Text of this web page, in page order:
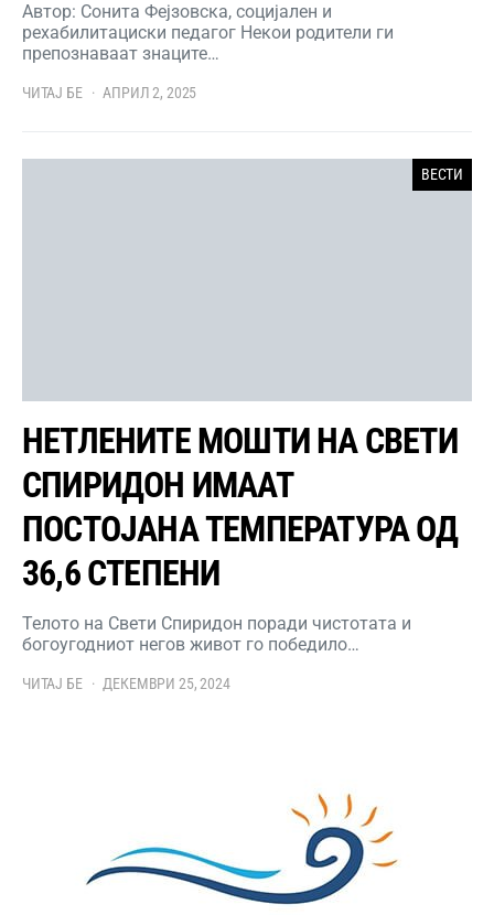
Автор: Сонита Фејзовска, социјален и
рехабилитациски педагог Некои родители ги
препознаваат знаците…
ЧИТАЈ БЕ АПРИЛ 2, 2025
ВЕСТИ
НЕТЛЕНИТЕ МОШТИ НА СВЕТИ
СПИРИДОН ИМААТ
ПОСТОЈАНА ТЕМПЕРАТУРА ОД
36,6 СТЕПЕНИ
Телото на Свети Спиридон поради чистотата и
богоугодниот негов живот го победило…
ЧИТАЈ БЕ ДЕКЕМВРИ 25, 2024